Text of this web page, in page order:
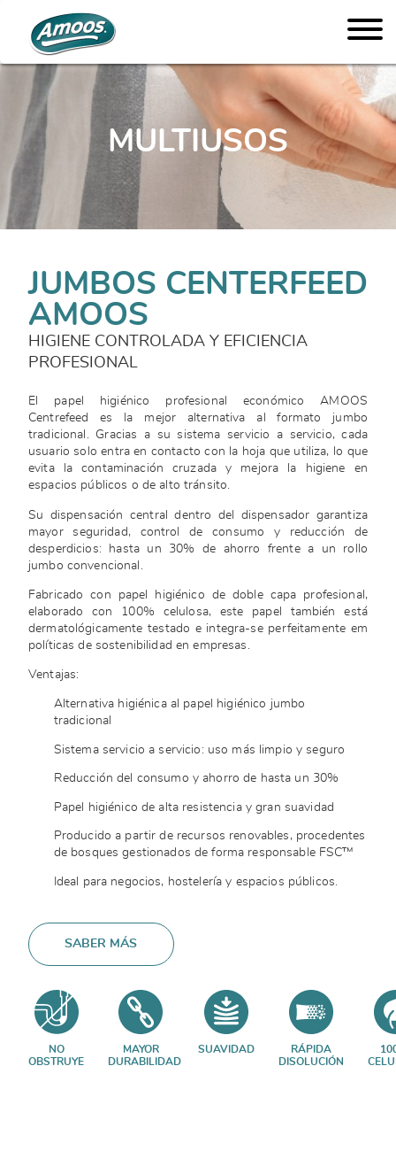
MULTIUSOS
JUMBOS CENTERFEED
AMOOS
HIGIENE CONTROLADA Y EFICIENCIA
PROFESIONAL
El papel higiénico profesional económico AMOOS
Centrefeed es la mejor alternativa al formato jumbo
tradicional. Gracias a su sistema servicio a servicio, cada
usuario solo entra en contacto con la hoja que utiliza, lo que
evita la contaminación cruzada y mejora la higiene en
espacios públicos o de alto tránsito.
Su dispensación central dentro del dispensador garantiza
mayor seguridad, control de consumo y reducción de
desperdicios: hasta un 30% de ahorro frente a un rollo
jumbo convencional.
Fabricado con papel higiénico de doble capa profesional,
elaborado con 100% celulosa, este papel también está
dermatológicamente testado e integra-se perfeitamente em
políticas de sostenibilidad en empresas.
Ventajas:
Alternativa higiénica al papel higiénico jumbo
tradicional
Sistema servicio a servicio: uso más limpio y seguro
Reducción del consumo y ahorro de hasta un 30%
Papel higiénico de alta resistencia y gran suavidad
Producido a partir de recursos renovables, procedentes
de bosques gestionados de forma responsable FSC™
Ideal para negocios, hostelería y espacios públicos.
SABER MÁS
NO
OBSTRUYE
MAYOR
DURABILIDAD
SUAVIDAD
RÁPIDA
DISOLUCIÓN